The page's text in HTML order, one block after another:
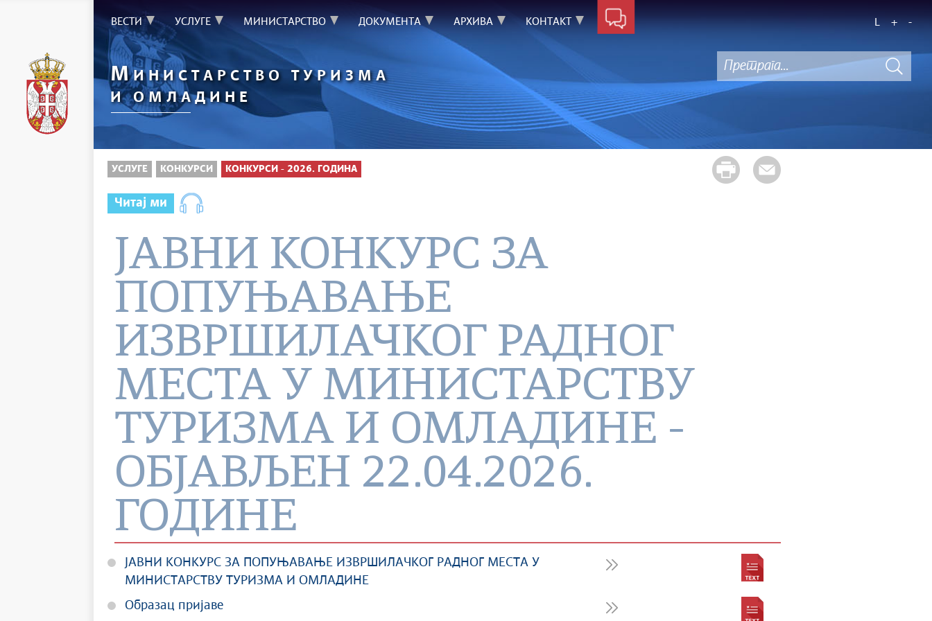
ВЕСТИ УСЛУГЕ МИНИСТАРСТВО ДОКУМЕНТА АРХИВА КОНТАКТ L + -
МИНИСТАРСТВО ТУРИЗМА
И ОМЛАДИНЕ
УСЛУГЕ КОНКУРСИ КОНКУРСИ - 2026. ГОДИНА
Читај ми
ЈАВНИ КОНКУРС ЗА
ПОПУЊАВАЊЕ
ИЗВРШИЛАЧКОГ РАДНОГ
МЕСТА У МИНИСТАРСТВУ
ТУРИЗМА И ОМЛАДИНЕ -
ОБЈАВЉЕН 22.04.2026.
ГОДИНЕ
ЈАВНИ КОНКУРС ЗА ПОПУЊАВАЊЕ ИЗВРШИЛАЧКОГ РАДНОГ МЕСТА У
МИНИСТАРСТВУ ТУРИЗМА И ОМЛАДИНЕ
Образац пријаве